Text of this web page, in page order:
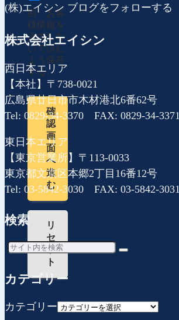
回、お客
様情報を
入力しな
いで済む
よう保存
する。
確
認
画
面
へ
進
む
リ
セ
ッ
ト
(株)エイシン ブログをフォローする
株式会社エイシン
西日本エリア
【本社】〒738-0021
広島県廿日市市木材港北6番62号
Tel: 0829-34-3370 FAX: 0829-34-3371
東日本エリア
【東京営業所】〒113-0033
東京都文京区本郷2丁目16番12号
Tel: 03-5842-3030 FAX: 03-5842-3031
検索
カテゴリー
カテゴリー